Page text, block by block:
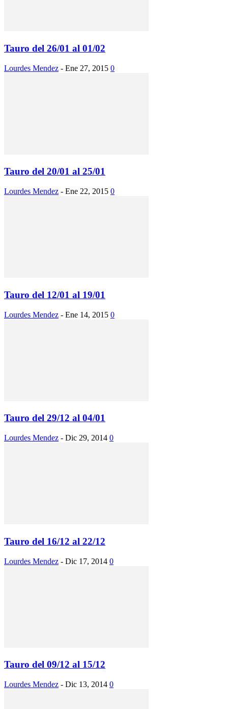
Tauro del 26/01 al 01/02
Lourdes Mendez - Ene 27, 2015 0
Tauro del 20/01 al 25/01
Lourdes Mendez - Ene 22, 2015 0
Tauro del 12/01 al 19/01
Lourdes Mendez - Ene 14, 2015 0
Tauro del 29/12 al 04/01
Lourdes Mendez - Dic 29, 2014 0
Tauro del 16/12 al 22/12
Lourdes Mendez - Dic 17, 2014 0
Tauro del 09/12 al 15/12
Lourdes Mendez - Dic 13, 2014 0